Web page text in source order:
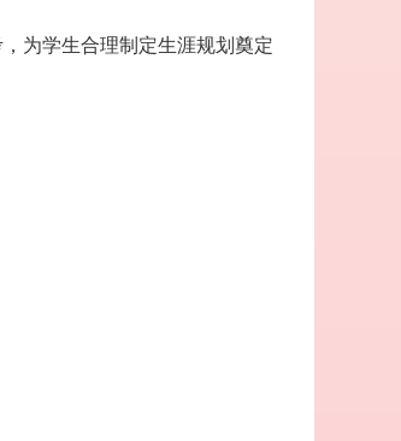
为学生合理制定生涯规划奠定